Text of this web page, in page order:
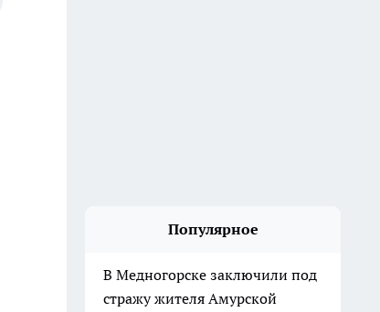
Популярное
В Медногорске заключили под
стражу жителя Амурской